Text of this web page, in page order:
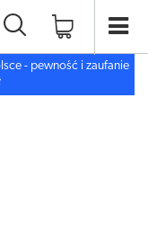
- pewność i zaufanie